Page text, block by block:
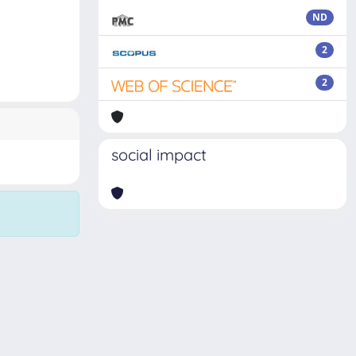
ND
2
2
social impact